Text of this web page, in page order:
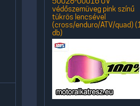
védőszemüveg pink színű
tükrös lencsével
(cross/enduro/ATV/quad) (1
db)